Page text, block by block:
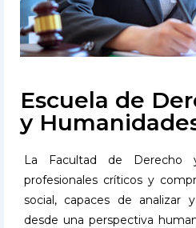
Escuela de
y
La Facultad de Derecho
profesionales críticos y
social, capaces de analizar
desde una perspectiva